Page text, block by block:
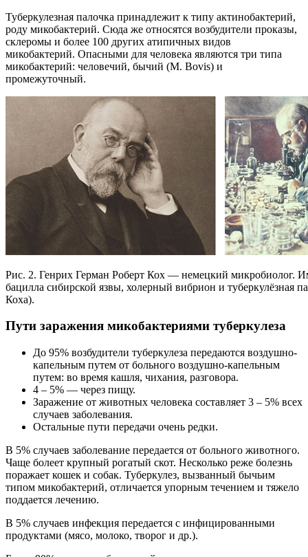
Туберкулезная палочка принадлежит к типу актинобактерий,
роду микобактерий. Сюда же относятся возбудители проказы,
склеромы и более 100 других атипичных видов
микобактерий. Опасными для человека являются три типа
микобактерий: человечий, бычий (M. Bovis) и
промежуточный.
Рис. 2. Генрих Герман Роберт Кох — немецкий микробиолог.
бацилла сибирской язвы, холерный вибрион и туберкулёзная
Коха).
Пути заражения микобактериями туберкулеза
До 95% возбудители туберкулеза передаются воздушно-
капельным путем от больного воздушно-капельным
путем: во время кашля, чихания, разговора.
4 – 5% — через пищу.
Заражение от животных человека составляет 3 – 5% всех
случаев заболевания.
Остальные пути передачи очень редки.
В 5% случаев заболевание передается от больного животного.
Чаще болеет крупный рогатый скот. Несколько реже болезнь
поражает кошек и собак. Туберкулез, вызванный бычьим
типом микобактерий, отличается упорным течением и тяжело
поддается лечению.
В 5% случаев инфекция передается с инфицированными
продуктами (мясо, молоко, творог и др.).